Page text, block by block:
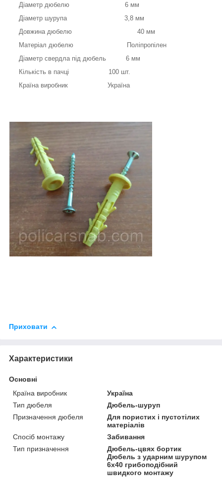
Діаметр дюбелю 6 мм
Діаметр шурупа 3,8 мм
Довжина дюбелю 40 мм
Матеріал дюбелю Поліпропілен
Діаметр свердла під дюбель 6 мм
Кількість в пачці 100 шт.
Країна виробник Україна
Приховати
Характеристики
Основні
Країна виробник
Україна
Тип дюбеля
Дюбель-шуруп
Призначення дюбеля
Для пористих і пустотілих
матеріалів
Спосіб монтажу
Забивання
Тип призначення
Дюбель-цвях бортик
Дюбель з ударним шурупом
6х40 грибоподібний
швидкого монтажу